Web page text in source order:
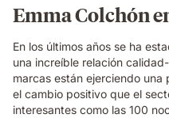
Emma Colchón
En los últimos años se ha
una increíble relación
marcas están ejerciendo
el cambio positivo que el
interesantes como las 100